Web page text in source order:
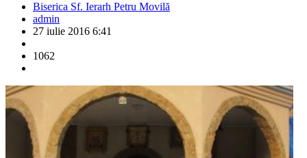
Biserica Sf. Ierarh Petru Movilă
admin
27 iulie 2016 6:41
1062